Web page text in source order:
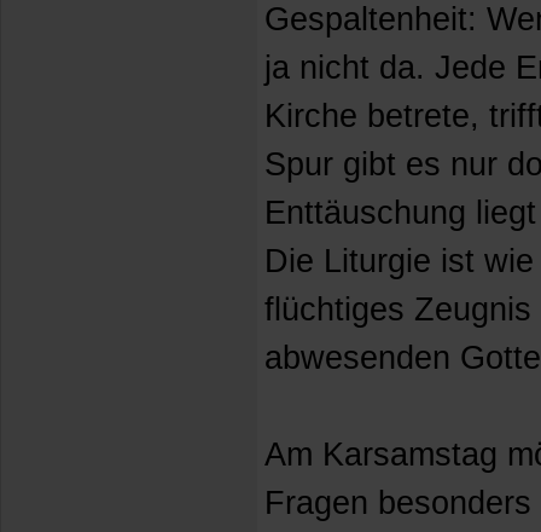
Gespaltenheit:
ja nicht da. Jede
Kirche betrete,
Spur gibt es nur
Enttäuschung
Die Liturgie ist
flüchtiges
abwesenden
Am Karsamstag
Fragen